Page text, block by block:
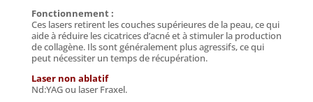
Fonctionnement :
Ces lasers retirent les couches supérieures de la peau, ce qui
aide à réduire les cicatrices d’acné et à stimuler la production
de collagène. Ils sont généralement plus agressifs, ce qui
peut nécessiter un temps de récupération.
Laser non ablatif
Nd:YAG ou laser Fraxel.